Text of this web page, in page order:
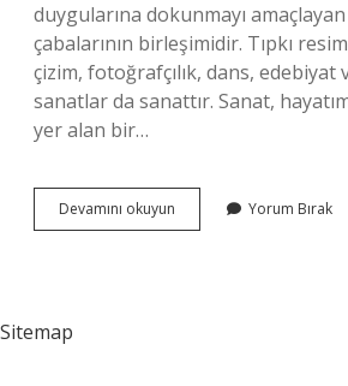
duygularına dokunmayı
çabalarının birleşimidir. Tıpkı
çizim, fotoğrafçılık, dans, edebiyat
sanatlar da sanattır. Sanat,
yer alan bir…
Devamını okuyun
Sanat
Yorum Bırak
Sitemap